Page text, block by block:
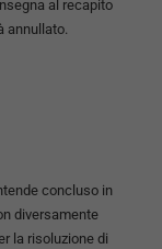
al recapito
annullato.
concluso in
diversamente
la risoluzione di